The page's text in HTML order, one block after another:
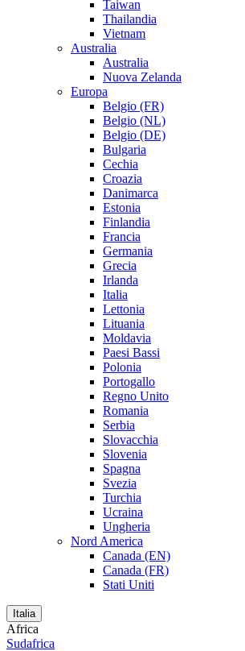
Taiwan
Thailandia
Vietnam
Australia
Australia
Nuova Zelanda
Europa
Belgio (FR)
Belgio (NL)
Belgio (DE)
Bulgaria
Cechia
Croazia
Danimarca
Estonia
Finlandia
Francia
Germania
Grecia
Irlanda
Italia
Lettonia
Lituania
Moldavia
Paesi Bassi
Polonia
Portogallo
Regno Unito
Romania
Serbia
Slovacchia
Slovenia
Spagna
Svezia
Turchia
Ucraina
Ungheria
Nord America
Canada (EN)
Canada (FR)
Stati Uniti
Italia
Africa
Sudafrica